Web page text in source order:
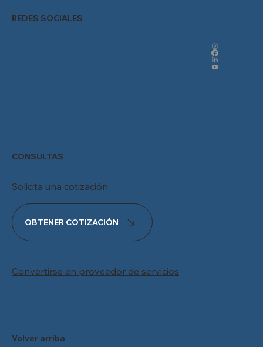
REDES SOCIALES
CONSULTAS
Solicita una cotización
OBTENER COTIZACIÓN
Convertirse en proveedor de servicios
Volver arriba